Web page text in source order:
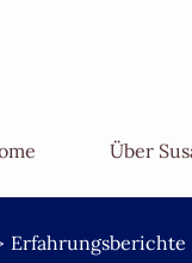
Über
Erfahrungsberichte